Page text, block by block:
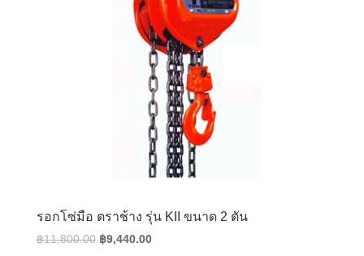
รอกโซ่มือ ตราช้าง รุ่น KII ขนาด 2 ตัน
฿11,800.00 Original
฿9,440.00Current